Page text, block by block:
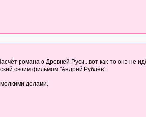
романа о Древней Руси...вот как-то оно не
своим фильмом "Андрей Рублёв".
мелкими делами.